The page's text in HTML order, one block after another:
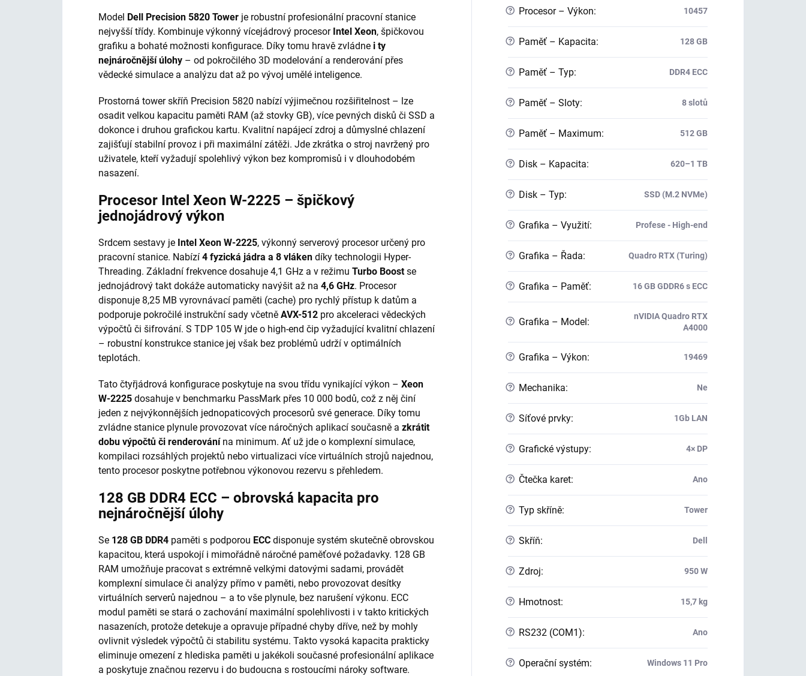
Model Dell Precision 5820 Tower je robustní profesionální pracovní stanice
nejvyšší třídy. Kombinuje výkonný vícejádrový procesor Intel Xeon, špičkovou
grafiku a bohaté možnosti konfigurace. Díky tomu hravě zvládne i ty
nejnáročnější úlohy – od pokročilého 3D modelování a renderování přes
vědecké simulace a analýzu dat až po vývoj umělé inteligence.
Prostorná tower skříň Precision 5820 nabízí výjimečnou rozšiřitelnost – lze
osadit velkou kapacitu paměti RAM (až stovky GB), více pevných disků či SSD a
dokonce i druhou grafickou kartu. Kvalitní napájecí zdroj a důmyslné chlazení
zajišťují stabilní provoz i při maximální zátěži. Jde zkrátka o stroj navržený pro
uživatele, kteří vyžadují spolehlivý výkon bez kompromisů i v dlouhodobém
nasazení.
Procesor Intel Xeon W-2225 – špičkový
jednojádrový výkon
Srdcem sestavy je Intel Xeon W-2225, výkonný serverový procesor určený pro
pracovní stanice. Nabízí 4 fyzická jádra a 8 vláken díky technologii Hyper-
Threading. Základní frekvence dosahuje 4,1 GHz a v režimu Turbo Boostse
jednojádrový takt dokáže automaticky navýšit až na 4,6 GHz. Procesor
disponuje 8,25 MB vyrovnávací paměti (cache) pro rychlý přístup k datům a
podporuje pokročilé instrukční sady včetně AVX-512 pro akceleraci vědeckých
výpočtů či šifrování. S TDP 105 W jde o high-end čip vyžadující kvalitní chlazení
– robustní konstrukce stanice jej však bez problémů udrží v optimálních
teplotách.
Tato čtyřjádrová konfigurace poskytuje na svou třídu vynikající výkon – Xeon
W-2225 dosahuje v benchmarku PassMark přes 10 000 bodů, což z něj činí
jeden z nejvýkonnějších jednopaticových procesorů své generace. Díky tomu
zvládne stanice plynule provozovat více náročných aplikací současně a zkrátit
dobu výpočtů či renderovánína minimum. Ať už jde o komplexní simulace,
kompilaci rozsáhlých projek­tů nebo virtualizaci více virtuálních strojů najednou,
tento procesor poskytne potřebnou výkonovou rezervu s přehledem.
128 GB DDR4 ECC – obrovská kapacita pro
nejnáročnější úlohy
Se 128 GB DDR4 paměti s podporou ECC disponuje systém skutečně obrovskou
kapacitou, která uspokojí i mimořádně náročné paměťové požadavky. 128 GB
RAM umožňuje pracovat s extrémně velkými datovými sadami, provádět
komplexní simulace či analýzy přímo v paměti, nebo provozovat desítky
virtuálních serverů najednou – a to vše plynule, bez narušení výkonu. ECC
modul paměti se stará o zachování maximální spolehlivosti i v takto kritických
nasazeních, protože detekuje a opravuje případné chyby dříve, než by mohly
ovlivnit výsledek výpočtů či stabilitu systému. Takto vysoká kapacita prakticky
eliminuje omezení z hlediska paměti u jakékoli současné profesionální aplikace
a poskytuje značnou rezervu i do budoucna s rostoucími nároky software.
? Procesor – Výkon: 10457
? Paměť – Kapacita: 128 GB
? Paměť – Typ: DDR4 ECC
? Paměť – Sloty: 8 slotů
? Paměť – Maximum: 512 GB
? Disk – Kapacita: 620–1 TB
? Disk – Typ: SSD (M.2 NVMe)
? Grafika – Využití: Profese - High-end
? Grafika – Řada: Quadro RTX (Turing)
? Grafika – Paměť: 16 GB GDDR6 s ECC
? Grafika – Model :
nVIDIA Quadro RTX
A4000
? Grafika – Výkon: 19469
? Mechanika: Ne
? Síťové prvky: 1Gb LAN
? Grafické výstupy: 4× DP
? Čtečka karet: Ano
? Typ skříně: Tower
? Skříň: Dell
? Zdroj: 950 W
? Hmotnost: 15,7 kg
? RS232 (COM1): Ano
? Operační systém: Windows 11 Pro